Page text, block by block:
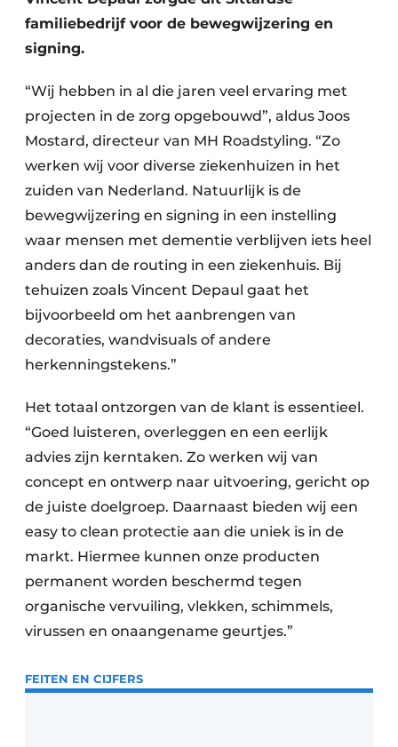
familiebedrijf voor de bewegwijzering en
signing.
“Wij hebben in al die jaren veel ervaring met
projecten in de zorg opgebouwd”, aldus Joos
Mostard, directeur van MH Roadstyling. “Zo
werken wij voor diverse ziekenhuizen in het
zuiden van Nederland. Natuurlijk is de
bewegwijzering en signing in een instelling
waar mensen met dementie verblijven iets heel
anders dan de routing in een ziekenhuis. Bij
tehuizen zoals Vincent Depaul gaat het
bijvoorbeeld om het aanbrengen van
decoraties, wandvisuals of andere
herkenningstekens.”
Het totaal ontzorgen van de klant is essentieel.
“Goed luisteren, overleggen en een eerlijk
advies zijn kerntaken. Zo werken wij van
concept en ontwerp naar uitvoering, gericht op
de juiste doelgroep. Daarnaast bieden wij een
easy to clean protectie aan die uniek is in de
markt. Hiermee kunnen onze producten
permanent worden beschermd tegen
organische vervuiling, vlekken, schimmels,
virussen en onaangename geurtjes.”
FEITEN EN CIJFERS